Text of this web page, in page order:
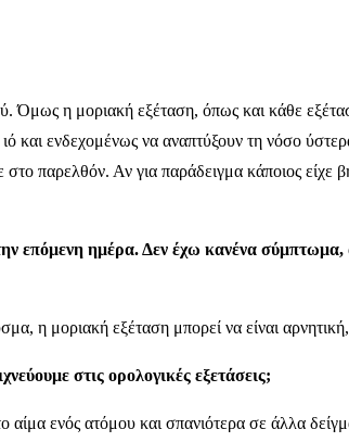
Όμως η μοριακή εξέταση, όπως και κάθε
ενδεχομένως να αναπτύξουν τη νόσο
παρελθόν. Αν για παράδειγμα κάποιος
επόμενη ημέρα. Δεν έχω κανένα
η μοριακή εξέταση μπορεί να είναι
στις ορολογικές εξετάσεις;
αίμα ενός ατόμου και σπανιότερα σε άλλα